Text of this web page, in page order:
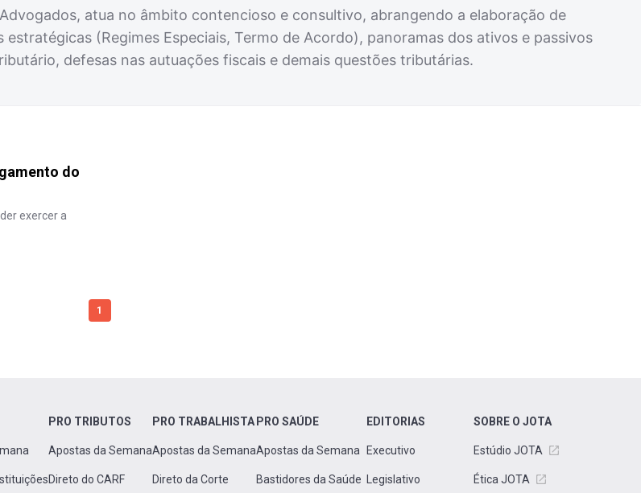
atua no âmbito contencioso e consultivo, abrangendo a elaboração de
estratégicas (Regimes Especiais, Termo de Acordo), panoramas dos ativos e passivos
defesas nas autuações fiscais e demais questões tributárias.
do
exercer a
1
PRO TRIBUTOS
Apostas da Semana
Direto do CARF
PRO TRABALHISTA
Apostas da Semana
Direto da Corte
PRO SAÚDE
Apostas da Semana
Bastidores da Saúde
EDITORIAS
Executivo
Legislativo
SOBRE O JOTA
Estúdio JOTA
Ética JOTA